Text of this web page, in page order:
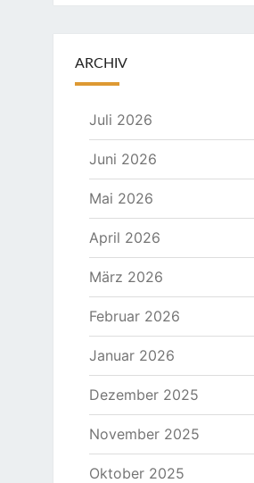
ARCHIV
Juli 2026
Juni 2026
Mai 2026
April 2026
März 2026
Februar 2026
Januar 2026
Dezember 2025
November 2025
Oktober 2025